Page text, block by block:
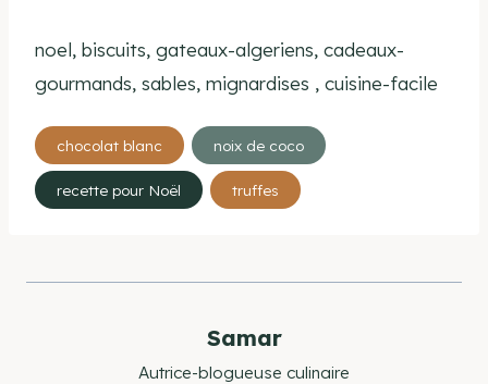
noel, biscuits, gateaux-algeriens, cadeaux-
gourmands, sables, mignardises , cuisine-facile
Étiquettes
de
la
chocolat blanc noix de coco
recette pour Noël truffes
Samar
Autrice-blogueuse culinaire